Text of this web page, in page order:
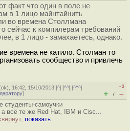
факт что один в поле не
в 1 лицо майнтайнить
во времена Столлмана
сейчас к компилерам требований
в 1 лицо - замахаетесь, однако.
времена не катило. Столман то
сообщество и привлечь
ok), 16:42, 15/10/2013 [^] [^^] [^^^]
]
–3
+ / –
студенты-самоучки
а всё те же Red Hat, IBM и Cisc...
показать